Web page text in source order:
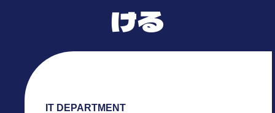
IT DEPARTMENT
ける